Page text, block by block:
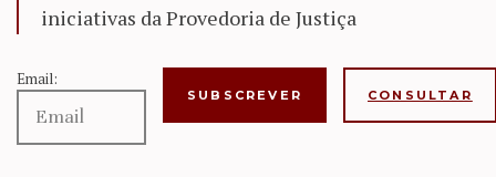
iniciativas da Provedoria de Justiça
Email:
CONSULTAR